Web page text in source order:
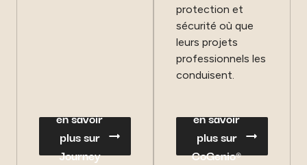
en savoir
plus sur
Journey
protection et
sécurité où que
leurs projets
professionnels les
conduisent.
en savoir
plus sur
CoGenio®